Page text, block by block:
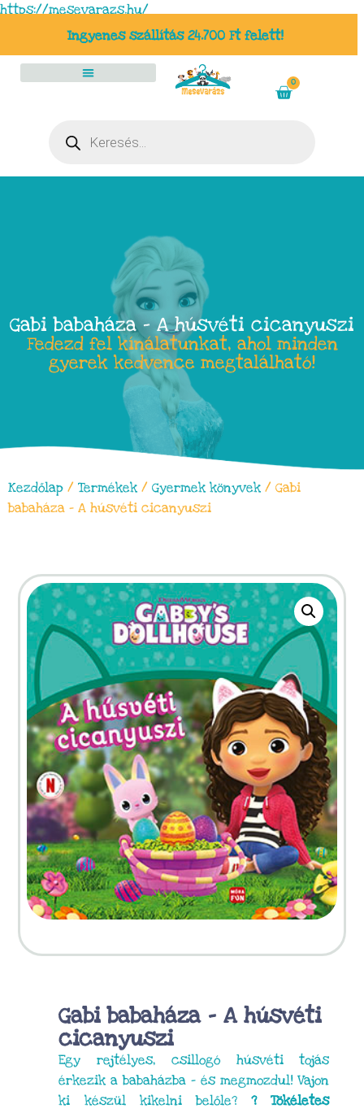
https://mesevarazs.hu/
Ingyenes szállítás 24.700 Ft felett!
0
Gabi babaháza – A húsvéti cicanyuszi
Fedezd fel kínálatunkat, ahol minden
gyerek kedvence megtalálható!
Kezdőlap / Termékek / Gyermek könyvek / Gabi
babaháza – A húsvéti cicanyuszi
Gabi babaháza – A húsvéti
cicanyuszi
Egy rejtélyes, csillogó húsvéti tojás
érkezik a babaházba – és megmozdul! Vajon
ki készül kikelni belőle?? Tökéletes